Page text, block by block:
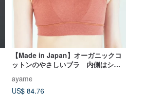
【Made in Japan】オーガニックコ
ットンのやさしいブラ 内側はシル
め ノンワイヤー
ayame
US$ 84.76